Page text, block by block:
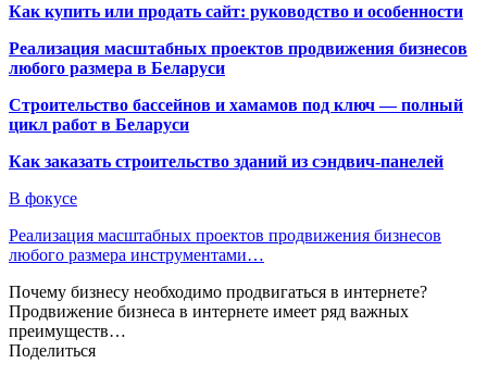
Как купить или продать сайт: руководство и особенности
Реализация масштабных проектов продвижения бизнесов
любого размера в Беларуси
Строительство бассейнов и хамамов под ключ — полный
цикл работ в Беларуси
Как заказать строительство зданий из сэндвич-панелей
В фокусе
Реализация масштабных проектов продвижения бизнесов
любого размера инструментами…
Почему бизнесу необходимо продвигаться в интернете?
Продвижение бизнеса в интернете имеет ряд важных
преимуществ…
Поделиться